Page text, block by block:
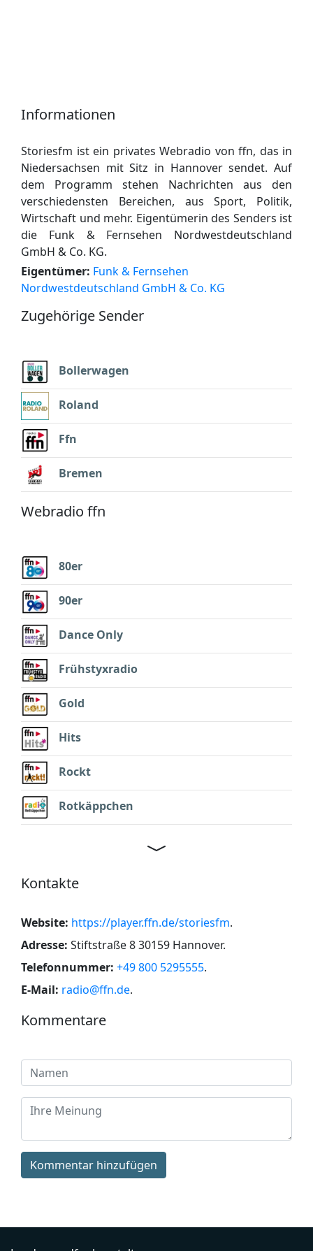
Informationen
Storiesfm ist ein privates Webradio von ffn, das in
Niedersachsen mit Sitz in Hannover sendet. Auf
dem Programm stehen Nachrichten aus den
verschiedensten Bereichen, aus Sport, Politik,
Wirtschaft und mehr. Eigentümerin des Senders ist
die Funk & Fernsehen Nordwestdeutschland
GmbH & Co. KG.
Eigentümer: Funk & Fernsehen
Nordwestdeutschland GmbH & Co. KG
Zugehörige Sender
Bollerwagen
Roland
Ffn
Bremen
Webradio ffn
80er
90er
Dance Only
Frühstyxradio
Gold
Hits
Rockt
Rotkäppchen
Kontakte
Website: https://player.ffn.de/storiesfm.
Adresse: Stiftstraße 8 30159 Hannover.
Telefonnummer: +49 800 5295555.
E-Mail: radio@ffn.de.
Kommentare
Kommentar hinzufügen